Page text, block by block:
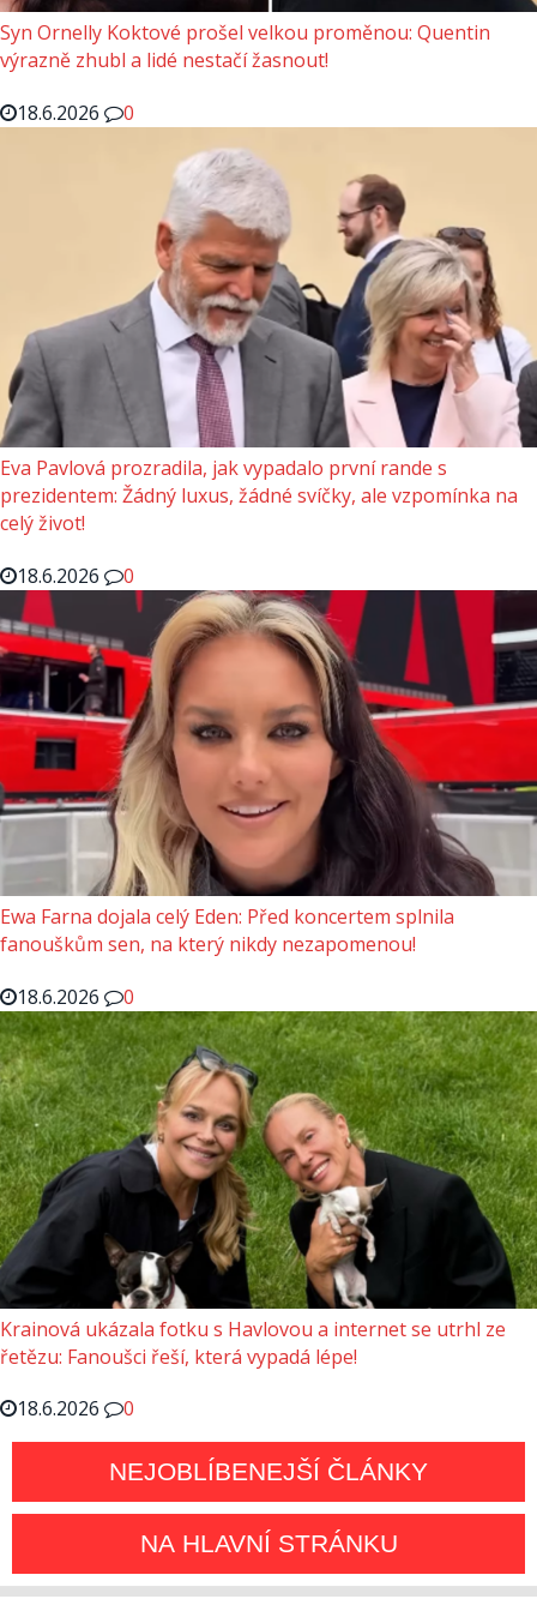
Syn Ornelly Koktové prošel velkou proměnou: Quentin
výrazně zhubl a lidé nestačí žasnout!
18.6.2026
0
Eva Pavlová prozradila, jak vypadalo první rande s
prezidentem: Žádný luxus, žádné svíčky, ale vzpomínka na
celý život!
18.6.2026
0
Ewa Farna dojala celý Eden: Před koncertem splnila
fanouškům sen, na který nikdy nezapomenou!
18.6.2026
0
Krainová ukázala fotku s Havlovou a internet se utrhl ze
řetězu: Fanoušci řeší, která vypadá lépe!
18.6.2026
0
NEJOBLÍBENEJŠÍ ČLÁNKY
NA HLAVNÍ STRÁNKU